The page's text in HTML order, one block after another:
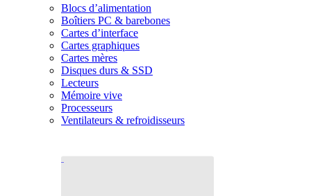
Blocs d’alimentation
Boîtiers PC & barebones
Cartes d’interface
Cartes graphiques
Cartes mères
Disques durs & SSD
Lecteurs
Mémoire vive
Processeurs
Ventilateurs & refroidisseurs